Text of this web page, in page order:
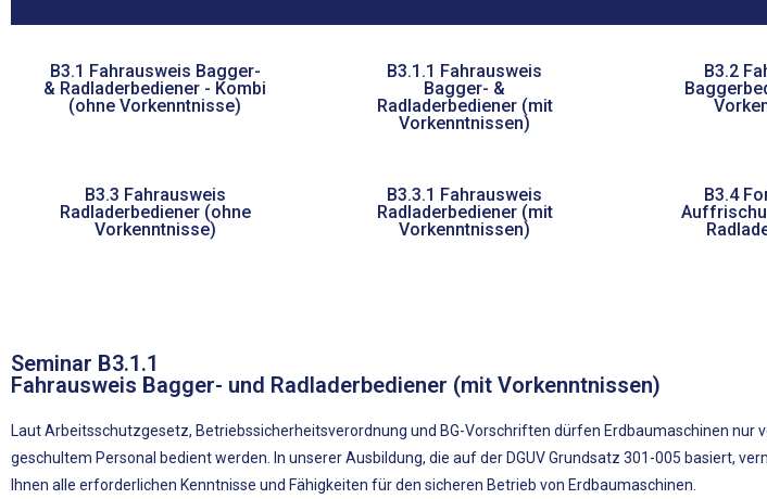
B3.1 Fahrausweis Bagger-
& Radladerbediener - Kombi
(ohne Vorkenntnisse)
B3.1.1 Fahrausweis
Bagger- &
Radladerbediener (mit
Vorkenntnissen)
B3.2
B3.3 Fahrausweis
Radladerbediener (ohne
Vorkenntnisse)
B3.3.1 Fahrausweis
Radladerbediener (mit
Vorkenntnissen)
B3.4
Seminar B3.1.1
Fahrausweis Bagger- und Radladerbediener (mit Vorkenntnissen)
Laut Arbeitsschutzgesetz, Betriebssicherheitsverordnung und BG-Vorschriften dürfen Erdbaumaschinen nur
geschultem Personal bedient werden. In unserer Ausbildung, die auf der DGUV Grundsatz 301-005 basiert,
Ihnen alle erforderlichen Kenntnisse und Fähigkeiten für den sicheren Betrieb von Erdbaumaschinen.